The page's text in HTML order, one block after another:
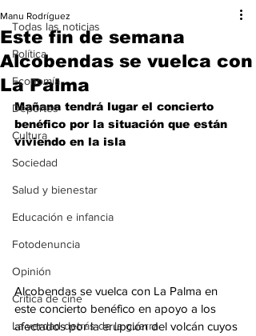
Todas las noticias
Política
Economía
Deportes
Cultura
Sociedad
Salud y bienestar
Educación e infancia
Fotodenuncia
Opinión
Crítica de cine
La verdad detrás de la guerra
Este fin de semana
Alcobendas se vuelca con
La Palma
Manu Rodríguez
Mañana tendrá lugar el concierto
benéfico por la situación que están
viviendo en la isla
Alcobendas se vuelca con La Palma en
este concierto benéfico en apoyo a los
afectados por la erupción del volcán cuyos